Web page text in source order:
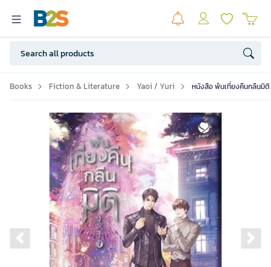
Books Fiction & Literature Yaoi / Yuri หนังสือ พ้นเที่ยงคืนกลืนมิติ
Previous slide